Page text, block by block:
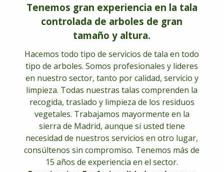
Tenemos gran experiencia en la tala
controlada de arboles de gran
tamaño y altura.
Hacemos todo tipo de servicios de tala en todo
tipo de arboles. Somos profesionales y lideres
en nuestro sector, tanto por calidad, servicio y
limpieza. Todas nuestras talas comprenden la
recogida, traslado y limpieza de los residuos
vegetales. Trabajamos mayormente en la
sierra de Madrid, aunque si usted tiene
necesidad de nuestros servicios en otro lugar,
consúltenos sin compromiso. Tenemos más de
15 años de experiencia en el sector.